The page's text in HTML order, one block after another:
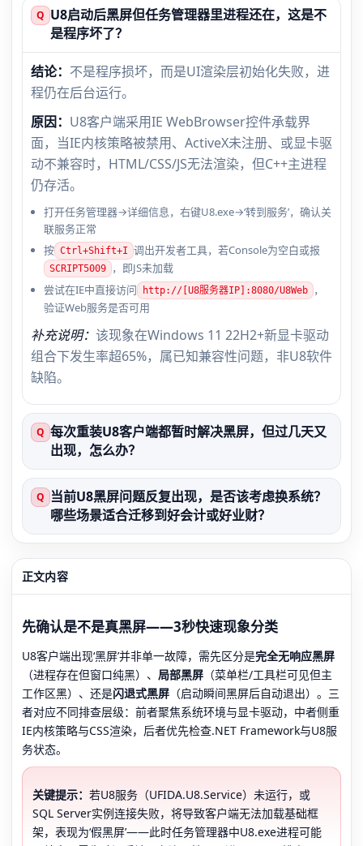
Q U8启动后黑屏但任务管理器里进程还在，这是不
是程序坏了？
结论： 不是程序损坏，而是UI渲染层初始化失败，进
程仍在后台运行。
原因： U8客户端采用IE WebBrowser控件承载界
面，当IE内核策略被禁用、ActiveX未注册、或显卡驱
动不兼容时，HTML/CSS/JS无法渲染，但C++主进程
仍存活。
打开任务管理器→详细信息，右键U8.exe→‘转到服务’，确认关
联服务正常
按 Ctrl+Shift+I 调出开发者工具，若Console为空白或报
SCRIPT5009
，即JS未加载
尝试在IE中直接访问
http://[U8服务器IP]:8080/U8Web
，
验证Web服务是否可用
补充说明： 该现象在Windows 11 22H2+新显卡驱动
组合下发生率超65%，属已知兼容性问题，非U8软件
缺陷。
Q 每次重装U8客户端都暂时解决黑屏，但过几天又
出现，怎么办？
Q 当前U8黑屏问题反复出现，是否该考虑换系统？
哪些场景适合迁移到好会计或好业财？
正文内容
先确认是不是真黑屏——3秒快速现象分类
U8客户端出现‘黑屏’并非单一故障，需先区分是完全无响应黑屏
（进程存在但窗口纯黑）、 局部黑屏 （菜单栏/工具栏可见但主
工作区黑）、还是闪退式黑屏 （启动瞬间黑屏后自动退出）。三
者对应不同排查层级：前者聚焦系统环境与显卡驱动，中者侧重
IE内核策略与CSS渲染，后者优先检查.NET Framework与U8服
务状态。
关键提示： 若U8服务（UFIDA.U8.Service）未运行，或
SQL Server实例连接失败，将导致客户端无法加载基础框
架，表现为‘假黑屏’——此时任务管理器中U8.exe进程可能